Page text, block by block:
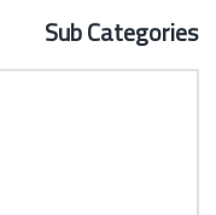
Sub Categories